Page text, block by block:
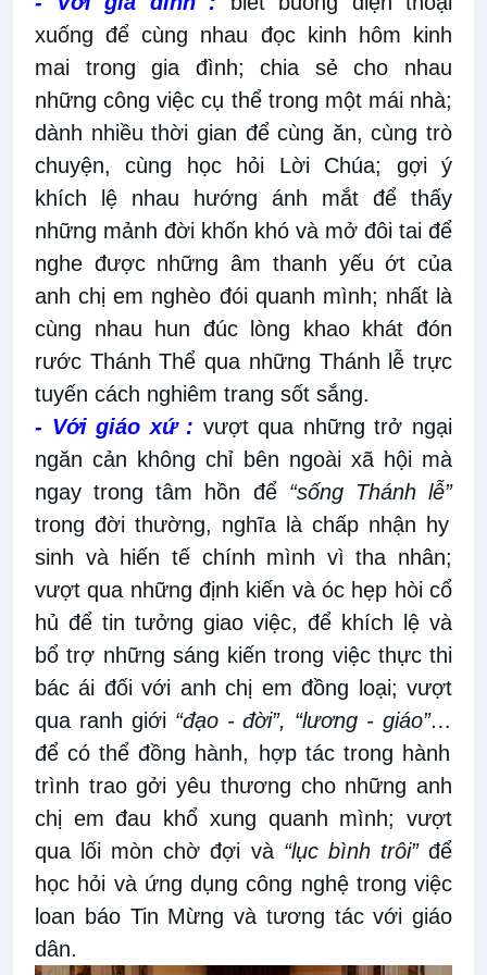
xuống để cùng nhau đọc kinh hôm kinh
mai trong gia đình; chia sẻ cho nhau
những công việc cụ thể trong một mái nhà;
dành nhiều thời gian để cùng ăn, cùng trò
chuyện, cùng học hỏi Lời Chúa; gợi ý
khích lệ nhau hướng ánh mắt để thấy
những mảnh đời khốn khó và mở đôi tai để
nghe được những âm thanh yếu ớt của
anh chị em nghèo đói quanh mình; nhất là
cùng nhau hun đúc lòng khao khát đón
rước Thánh Thể qua những Thánh lễ trực
tuyến cách nghiêm trang sốt sắng.
- Với giáo xứ : vượt qua những trở ngại
ngăn cản không chỉ bên ngoài xã hội mà
ngay trong tâm hồn để “sống Thánh lễ”
trong đời thường, nghĩa là chấp nhận hy
sinh và hiến tế chính mình vì tha nhân;
vượt qua những định kiến và óc hẹp hòi cổ
hủ để tin tưởng giao việc, để khích lệ và
bổ trợ những sáng kiến trong việc thực thi
bác ái đối với anh chị em đồng loại; vượt
qua ranh giới “đạo - đời”, “lương - giáo”…
để có thể đồng hành, hợp tác trong hành
trình trao gởi yêu thương cho những anh
chị em đau khổ xung quanh mình; vượt
qua lối mòn chờ đợi và “lục bình trôi”để
học hỏi và ứng dụng công nghệ trong việc
loan báo Tin Mừng và tương tác với giáo
dân.